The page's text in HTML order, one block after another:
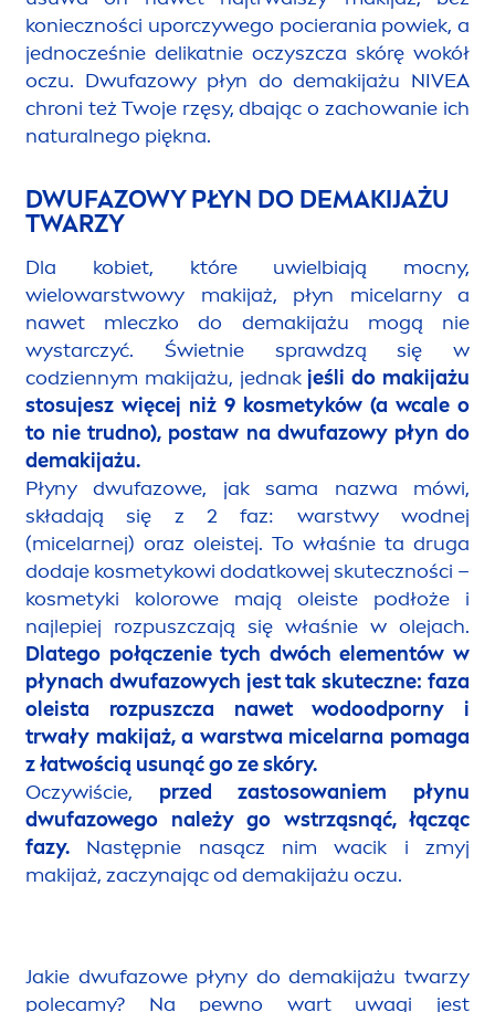
konieczności uporczywego pocierania powiek, a
jednocześnie delikatnie oczyszcza skórę wokół
oczu. Dwufazowy płyn do demakijażu NIVEA
chroni też Twoje rzęsy, dbając o zachowanie ich
naturalnego piękna.
DWUFAZOWY PŁYN DO DEMAKIJAŻU
TWARZY
Dla kobiet, które uwielbiają mocny,
wielowarstwowy makijaż, płyn micelarny a
nawet mleczko do demakijażu mogą nie
wystarczyć. Świetnie sprawdzą się w
codziennym makijażu, jednakjeśli do makijażu
stosujesz więcej niż 9 kosmetyków (a wcale o
to nie trudno), postaw na dwufazowy płyn do
demakijażu.
Płyny dwufazowe, jak sama nazwa mówi,
składają się z 2 faz: warstwy wodnej
(micelarnej) oraz oleistej. To właśnie ta druga
dodaje kosmetykowi dodatkowej skuteczności –
kosmetyki kolorowe mają oleiste podłoże i
najlepiej rozpuszczają się właśnie w olejach.
Dlatego połączenie tych dwóch elementów w
płynach dwufazowych jest tak skuteczne: faza
oleista rozpuszcza nawet wodoodporny i
trwały makijaż, a warstwa micelarna pomaga
z łatwością usunąć go ze skóry.
Oczywiście, przed zastosowaniem płynu
dwufazowego należy go wstrząsnąć, łącząc
fazy. Następnie nasącz nim wacik i zmyj
makijaż, zaczynając od demakijażu oczu.
Jakie dwufazowe płyny do demakijażu twarzy
polecamy? Na pewno wart uwagi jest